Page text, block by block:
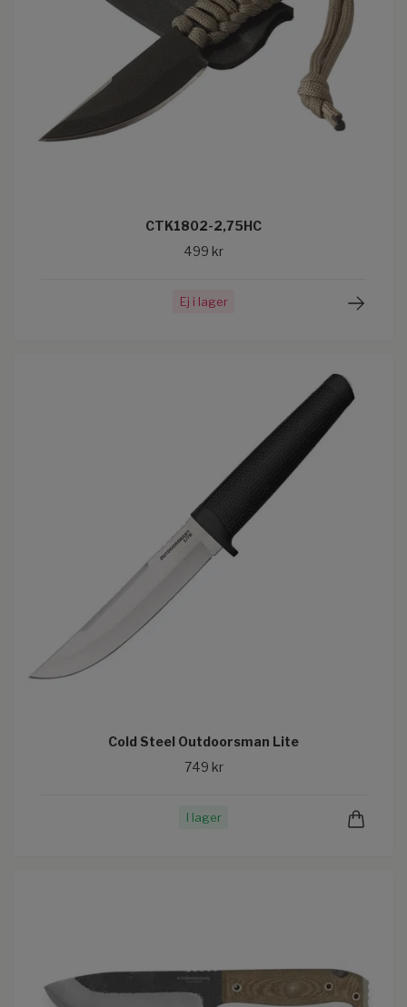
CTK1802-2,75HC
499 kr
Ej i lager
Cold Steel Outdoorsman Lite
749 kr
I lager